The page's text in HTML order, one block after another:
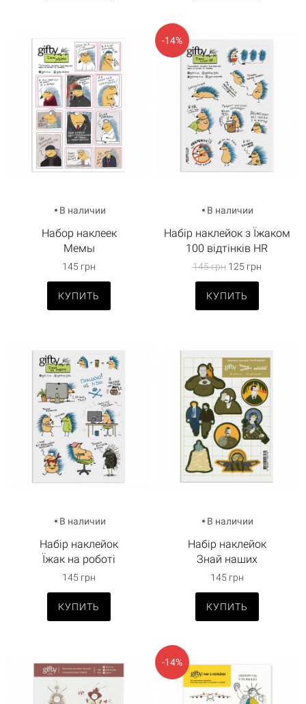
В наличии
Набор наклеек
Мемы
145 грн
КУПИТЬ
-14%
В наличии
Набір наклейок з Їжаком
100 відтінків HR
145 грн125 грн
КУПИТЬ
В наличии
Набір наклейок
Їжак на роботі
145 грн
КУПИТЬ
В наличии
Набір наклейок
Знай наших
145 грн
КУПИТЬ
-14%